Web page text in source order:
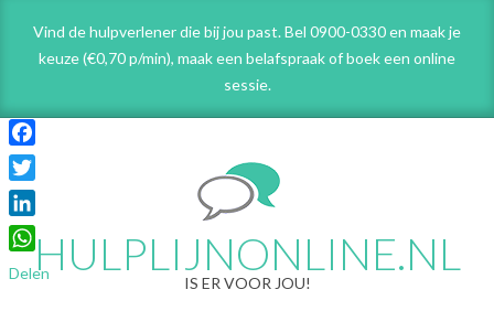
content
Vind de hulpverlener die bij jou past. Bel 0900-0330 en maak je
keuze (€0,70 p/min), maak een belafspraakof boek een online
sessie.
HULPLIJNONLINE.NL
IS ER VOOR JOU!
Facebook
Twitter
LinkedIn
WhatsApp
Delen